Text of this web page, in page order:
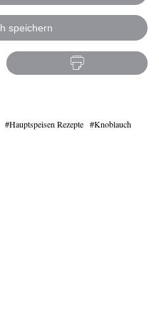
speichern
Hauptspeisen Rezepte
Knoblauch